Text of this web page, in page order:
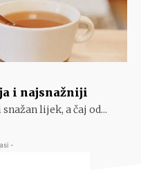
i najsnažniji
lijek, a čaj od...
-